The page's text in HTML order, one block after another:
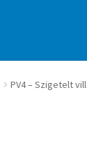
PV4 – Szigetelt